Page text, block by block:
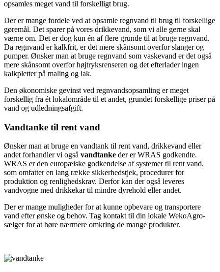
opsamles meget vand til forskelligt brug.
Der er mange fordele ved at opsamle regnvand til brug til forskellige
gøremål. Det sparer på vores drikkevand, som vi alle gerne skal
værne om. Det er dog kun én af flere grunde til at bruge regnvand.
Da regnvand er kalkfrit, er det mere skånsomt overfor slanger og
pumper. Ønsker man at bruge regnvand som vaskevand er det også
mere skånsomt overfor højtryksrenseren og det efterlader ingen
kalkpletter på maling og lak.
Den økonomiske gevinst ved regnvandsopsamling er meget
forskellig fra ét lokalområde til et andet, grundet forskellige priser på
vand og udledningsafgift.
Vandtanke til rent vand
Ønsker man at bruge en vandtank til rent vand, drikkevand eller
andet forhandler vi også vandtanke der er WRAS godkendte.
WRAS er den europæiske godkendelse af systemer til rent vand,
som omfatter en lang række sikkerhedstjek, procedurer for
produktion og renlighedskrav. Derfor kan der også leveres
vandvogne med drikkekar til mindre dyrehold eller andet.
Der er mange muligheder for at kunne opbevare og transportere
vand efter ønske og behov. Tag kontakt til din lokale WekoAgro-
sælger for at høre nærmere omkring de mange produkter.